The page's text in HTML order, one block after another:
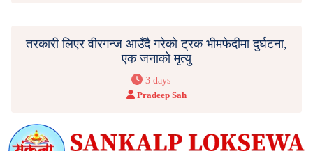
तरकारी लिएर वीरगन्ज आउँदै गरेको ट्रक भीमफेदीमा दुर्घटना,
एक जनाको मृत्यु
3 days
Pradeep Sah